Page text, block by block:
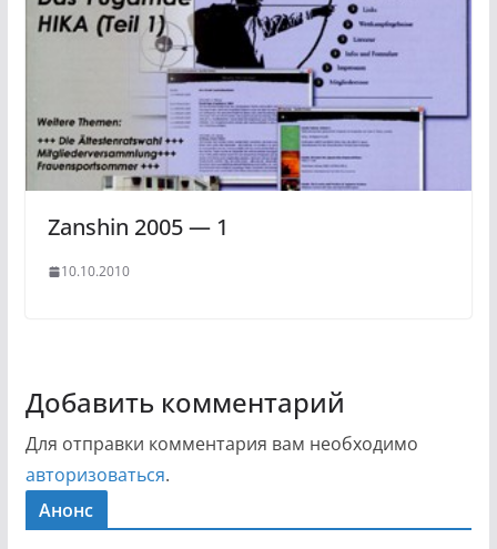
Zanshin 2005 — 1
10.10.2010
Добавить комментарий
Для отправки комментария вам необходимо
авторизоваться.
Анонс